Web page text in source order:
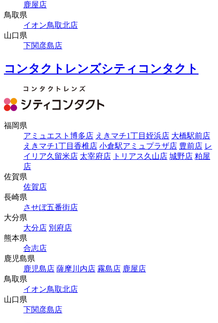
鹿屋店
鳥取県
イオン鳥取北店
山口県
下関彦島店
コンタクトレンズシティコンタクト
福岡県
アミュエスト博多店 えきマチ1丁目姪浜店 大橋駅前店
えきマチ1丁目香椎店 小倉駅アミュプラザ店 豊前店 レ
イリア久留米店 太宰府店 トリアス久山店 城野店 粕屋
店
佐賀県
佐賀店
長崎県
させぼ五番街店
大分県
大分店 別府店
熊本県
合志店
鹿児島県
鹿児島店 薩摩川内店 霧島店 鹿屋店
鳥取県
イオン鳥取北店
山口県
下関彦島店